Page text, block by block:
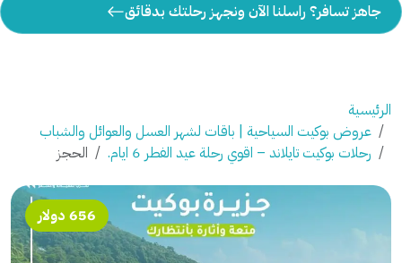
جاهز تسافر؟ راسلنا الآن ونجهز رحلتك بدقائق
الرئيسية
عروض بوكيت السياحية | باقات لشهر العسل والعوائل والشباب
رحلات بوكيت تايلاند – اقوي رحلة عيد الفطر 6 ايام.
الحجز
656 دولار